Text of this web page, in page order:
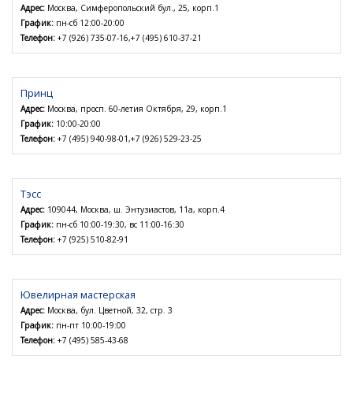
Адрес: Москва, Симферопольский бул., 25, корп.1
График: пн-сб 12:00-20:00
Телефон: +7 (926) 735-07-16,+7 (495) 610-37-21
Принц
Адрес: Москва, просп. 60-летия Октября, 29, корп.1
График: 10:00-20:00
Телефон: +7 (495) 940-98-01,+7 (926) 529-23-25
Тэсс
Адрес: 109044, Москва, ш. Энтузиастов, 11а, корп.4
График: пн-сб 10:00-19:30, вс 11:00-16:30
Телефон: +7 (925) 510-82-91
Ювелирная мастерская
Адрес: Москва, бул. Цветной, 32, стр. 3
График: пн-пт 10:00-19:00
Телефон: +7 (495) 585-43-68